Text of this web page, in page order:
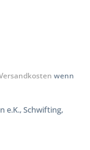
wenn
e.K., Schwifting,